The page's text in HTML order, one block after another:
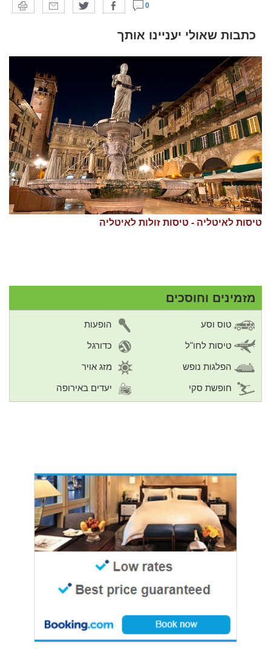
0
כתבות שאולי יעניינו אותך
טיסות לאיטליה - טיסות זולות לאיטליה
מזמינים וחוסכים
טוס וסע הופעות
טיסות לחו"ל כדורגל
הפלגות נופש מזג אויר
חופשת סקי יעדים באירופה